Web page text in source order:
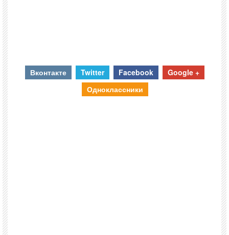
Вконтакте Twitter Facebook
Google +
Одноклассники